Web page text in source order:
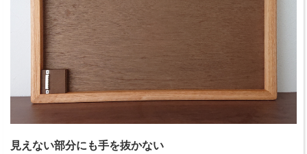
見えない部分にも手を抜かない